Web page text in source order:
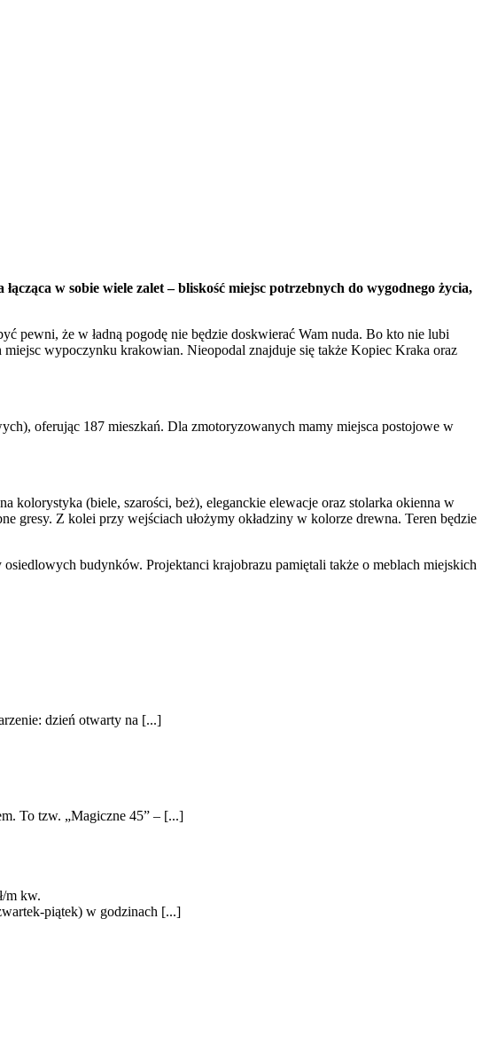
w sobie wiele zalet – bliskość miejsc potrzebnych do wygodnego życia,
pewni, że w ładną pogodę nie będzie doskwierać Wam nuda. Bo kto nie lubi
miejsc wypoczynku krakowian. Nieopodal znajduje się także Kopiec Kraka oraz
oferując 187 mieszkań. Dla zmotoryzowanych mamy miejsca postojowe w
kolorystyka (biele, szarości, beż), eleganckie elewacje oraz stolarka okienna w
gresy. Z kolei przy wejściach ułożymy okładziny w kolorze drewna. Teren będzie
budynków. Projektanci krajobrazu pamiętali także o meblach miejskich
dzień otwarty na [...]
To tzw. „Magiczne 45” – [...]
m kw.
piątek) w godzinach [...]